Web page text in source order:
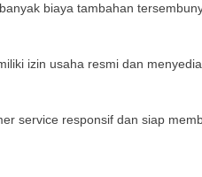
biaya tambahan
izin usaha resmi dan
service responsif dan siap